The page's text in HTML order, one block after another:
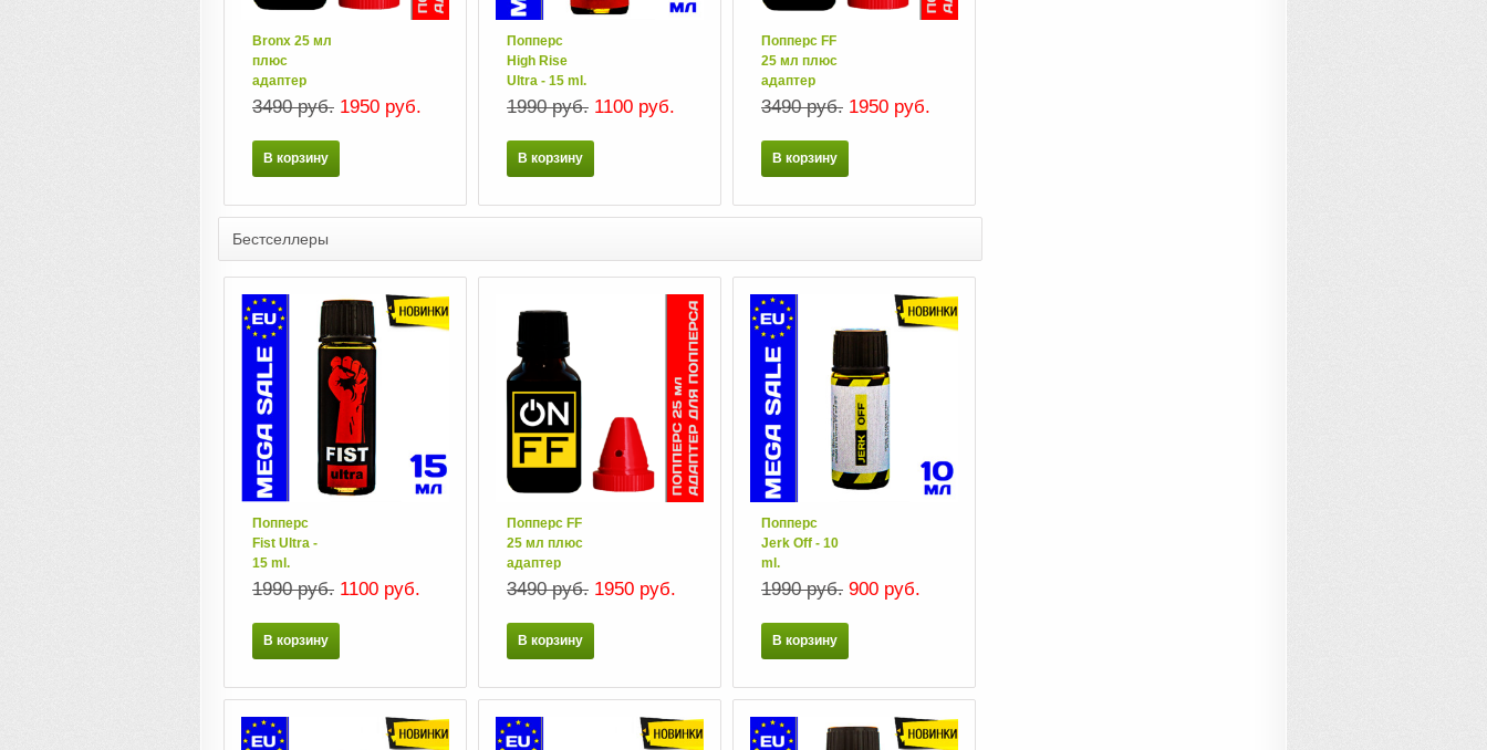
Bronx 25 мл
плюс
адаптер
3490 руб. 1950 руб.
В корзину
Попперс
High Rise
Ultra - 15 ml.
1990 руб. 1100 руб.
В корзину
Попперс FF
25 мл плюс
адаптер
3490 руб. 1950 руб.
В корзину
Бестселлеры
Попперс
Fist Ultra -
15 ml.
1990 руб. 1100 руб.
В корзину
Попперс FF
25 мл плюс
адаптер
3490 руб. 1950 руб.
В корзину
Попперс
Jerk Off - 10
ml.
1990 руб. 900 руб.
В корзину